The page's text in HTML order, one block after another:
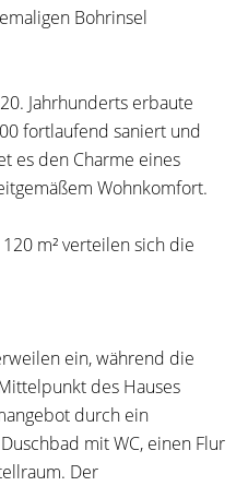
Bohrinsel
Jahrhunderts erbaute
fortlaufend saniert und
es den Charme eines
Wohnkomfort.
m² verteilen sich die
ein, während die
des Hauses
durch ein
mit WC, einen Flur
Der